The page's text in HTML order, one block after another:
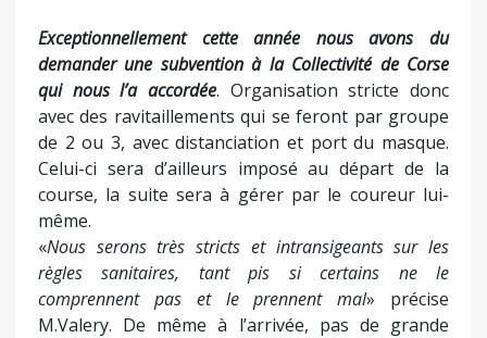
Exceptionnellement cette année nous avons du
demander une subvention à la Collectivité de Corse
qui nous l’a accordée. Organisation stricte donc
avec des ravitaillements qui se feront par groupe
de 2 ou 3, avec distanciation et port du masque.
Celui-ci sera d’ailleurs imposé au départ de la
course, la suite sera à gérer par le coureur lui-
même.
«Nous serons très stricts et intransigeants sur les
règles sanitaires, tant pis si certains ne le
comprennent pas et le prennent mal» précise
M.Valery. De même à l’arrivée, pas de grande